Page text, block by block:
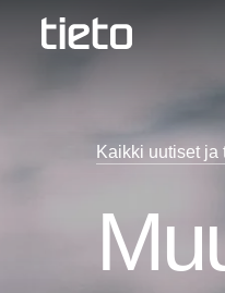
Kaikki uutiset ja